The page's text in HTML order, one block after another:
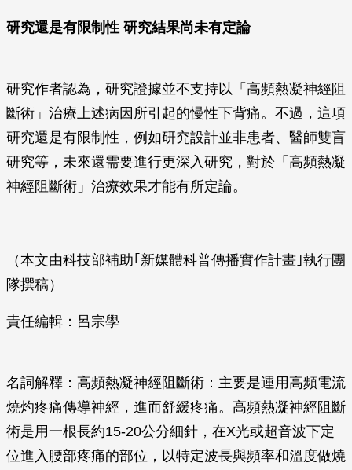
研究還是有限制性 研究結果尚未有定論
研究作者認為，研究證據並不支持以「高頻熱凝神經阻
斷術」治療上述病因所引起的慢性下背痛。不過，這項
研究還是有限制性，例如研究設計並非患者、醫師雙盲
研究等，未來還需要進行更深入研究，對於「高頻熱凝
神經阻斷術」治療效果才能有所定論。
（本文由科技部補助｢新媒體科普傳播實作計畫｣執行團
隊撰稿）
責任編輯：呂宗學
名詞解釋：高頻熱凝神經阻斷術：主要是運用高頻電流
燒灼疼痛傳導神經，進而舒緩疼痛。高頻熱凝神經阻斷
術是用一根長約15-20公分細針，在X光或超音波下定
位進入腰部疼痛的部位，以特定波長與頻率和溫度做燒